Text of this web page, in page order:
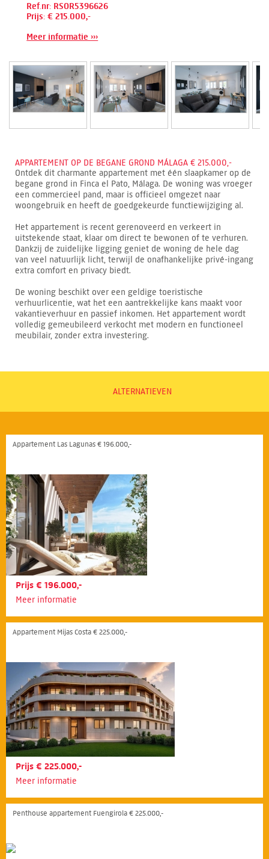
Ref.nr: RSOR5396626
Prijs: € 215.000,-
Meer informatie ›››
APPARTEMENT OP DE BEGANE GROND MÁLAGA € 215.000,-
Ontdek dit charmante appartement met één slaapkamer op de
begane grond in Finca el Pato, Málaga. De woning was vroeger
een commercieel pand, maar is officieel omgezet naar
woongebruik en heeft de goedgekeurde functiewijziging al.
Het appartement is recent gerenoveerd en verkeert in
uitstekende staat, klaar om direct te bewonen of te verhuren.
Dankzij de zuidelijke ligging geniet de woning de hele dag
van veel natuurlijk licht, terwijl de onafhankelijke privé-ingang
extra comfort en privacy biedt.
De woning beschikt over een geldige toeristische
verhuurlicentie, wat het een aantrekkelijke kans maakt voor
vakantieverhuur en passief inkomen. Het appartement wordt
volledig gemeubileerd verkocht met modern en functioneel
meubilair, zonder extra investering.
ALTERNATIEVEN
Appartement Las Lagunas € 196.000,-
Prijs € 196.000,-
Meer informatie
Appartement Mijas Costa € 225.000,-
Prijs € 225.000,-
Meer informatie
Penthouse appartement Fuengirola € 225.000,-